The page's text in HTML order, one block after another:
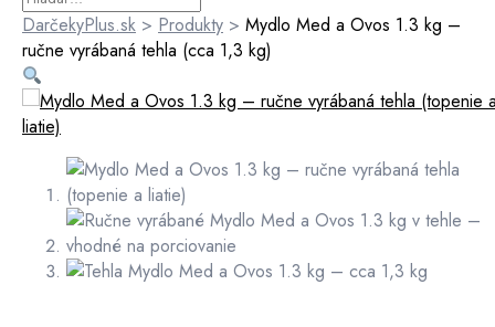
DarčekyPlus.sk > Produkty > Mydlo Med a Ovos 1.3 kg –
ručne vyrábaná tehla (cca 1,3 kg)